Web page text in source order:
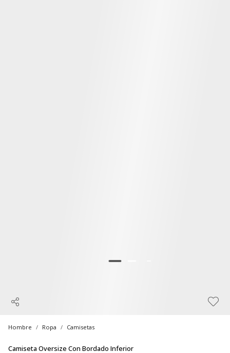
Hombre Ropa Camisetas
Camiseta Oversize Con Bordado Inferior